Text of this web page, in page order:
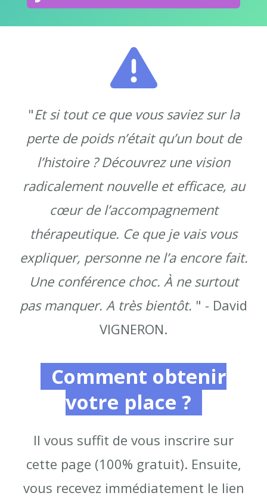
"Et si tout ce que vous saviez sur la
perte de poids n’était qu’un bout de
l’histoire ? Découvrez une vision
radicalement nouvelle et efficace, au
cœur de l’accompagnement
thérapeutique. Ce que je vais vous
expliquer, personne ne l’a encore fait.
Une conférence choc. À ne surtout
pas manquer. A très bientôt. " - David
VIGNERON.
Comment obtenir
votre place ?
Il vous suffit de vous inscrire sur
cette page (100% gratuit). Ensuite,
vous recevez immédiatement le lien